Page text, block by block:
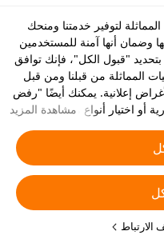
لتوفير خدمتنا ومنحك
وضمان أنها آمنة للمستخدمين
بتحديد "قبول الكل"، فإنك توافق
المماثلة من قبلنا ومن قبل
إعلانية. يمكنك أيضًا "رفض
أو اختيار أنواع ملفات تعريف
إعدادات الخصوصية الخاصة بك.
والتقنيات المشابهة
مشاهدة المزيد